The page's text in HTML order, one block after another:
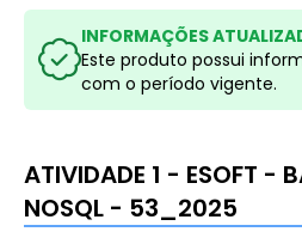
INFORMAÇÕES
Este produto possui
com o período vigente.
ATIVIDADE 1 - ESOFT -
NOSQL - 53_2025